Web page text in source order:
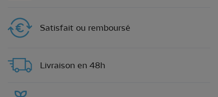
Satisfait ou remboursé
Livraison en 48h